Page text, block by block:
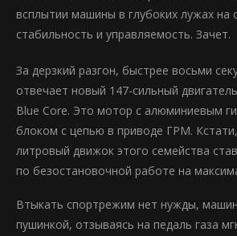
всплытии машины в глубоких лужах на
стабильность и управляемость. Зачет.
За дерзкий разгон, быстрее восьми
отвечает новый 147-сильный
Blue Core. Это мотор с алюминиевым
блоком с цепью в приводе ГРМ.
литровый движок этого семейства
по безостановочной работе на
Втыкать спортрежим нет нужды,
пушинкой, отзываясь на педаль газа